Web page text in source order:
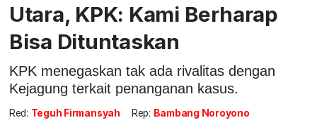
Utara, KPK: Kami Berharap
Bisa Dituntaskan
KPK menegaskan tak ada rivalitas dengan
Kejagung terkait penanganan kasus.
Red: Teguh Firmansyah Rep: Bambang Noroyono